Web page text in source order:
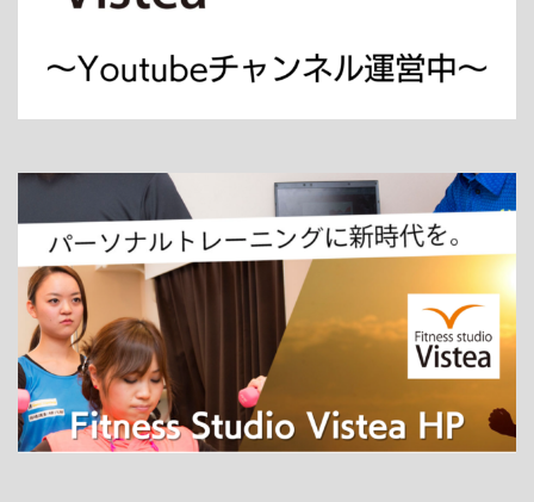
ホーム
パーソナルトレーニング
ダイエット